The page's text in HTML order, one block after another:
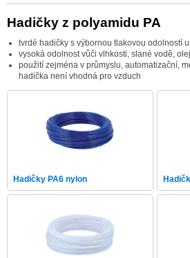
Hadičky z polyamidu PA
tvrdé hadičky s výbornou tlakovou odolností
vysoká odolnost vůči vlhkosti, slané vodě,
použití zejména v průmyslu, automatizační,
hadička není vhodná pro vzduch
Hadičky PA6 nylon